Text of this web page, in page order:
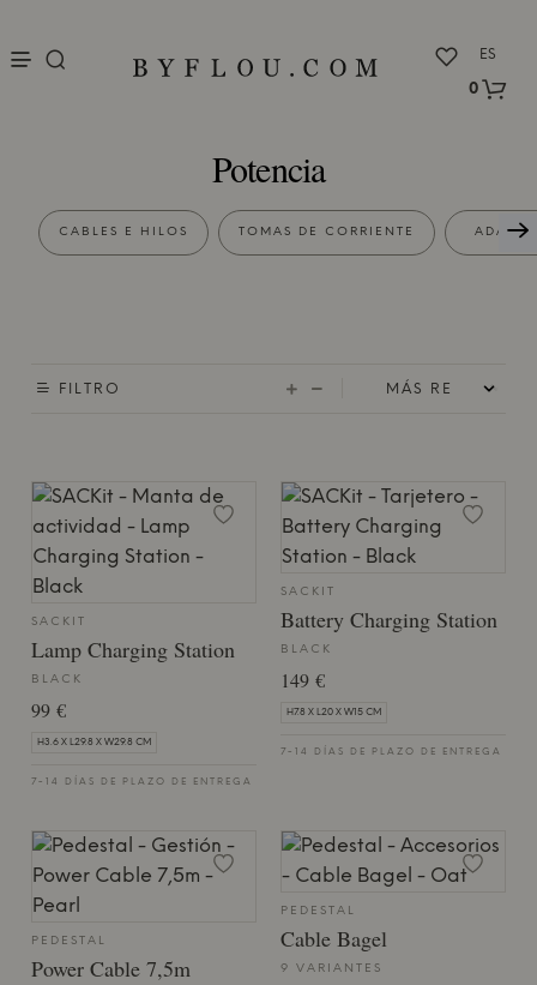
ES
0
Potencia
CABLES E HILOS TOMAS DE CORRIENTE
FILTRO
SACKIT
Lamp Charging Station
BLACK
99 €
H3.6 X L29.8 X W29.8 CM
7-14 DÍAS DE PLAZO DE ENTREGA
SACKIT
Battery Charging Station
BLACK
149 €
H7.8 X L20 X W15 CM
7-14 DÍAS DE PLAZO DE ENTREGA
PEDESTAL
Power Cable 7,5m
PEDESTAL
Cable Bagel
9 VARIANTES